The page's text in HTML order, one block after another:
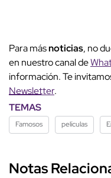
Para másnoticias, no
en nuestro canal de
información. Te
Newsletter.
TEMAS
Famosos películas
Notas